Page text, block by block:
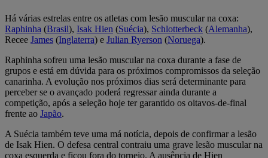
Há várias estrelas entre os atletas com lesão muscular na coxa:
Raphinha (Brasil), Isak Hien (Suécia), Schlotterbeck (Alemanha),
Recee James (Inglaterra) e Julian Ryerson (Noruega).
Raphinha sofreu uma lesão muscular na coxa durante a fase de
grupos e está em dúvida para os próximos compromissos da seleção
canarinha. A evolução nos próximos dias será determinante para
perceber se o avançado poderá regressar ainda durante a
competição, após a seleção hoje ter garantido os oitavos-de-final
frente ao Japão.
A Suécia também teve uma má notícia, depois de confirmar a lesão
de Isak Hien. O defesa central contraiu uma grave lesão muscular na
coxa esquerda e ficou fora do torneio. A ausência de Hien